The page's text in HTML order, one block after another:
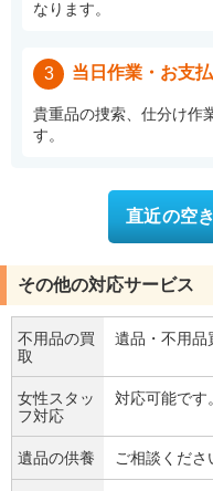
なります。
3 当日作業・お支
貴重品の捜索、仕分け作
す。
直近の空
その他の対応サービス
不用品の買
取
遺品・不用品
女性スタッ
フ対応
対応可能です。
遺品の供養 ご相談くださ